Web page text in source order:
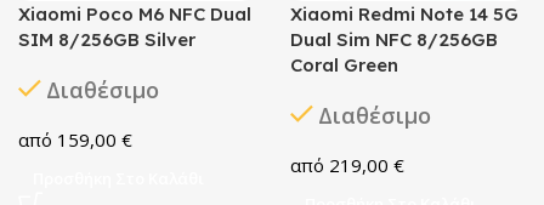
Xiaomi Poco M6 NFC Dual
SIM 8/256GB Silver
Διαθέσιμο
159,00 €
Xiaomi Redmi Note 14 5G
Dual Sim NFC 8/256GB
Coral Green
Διαθέσιμο
219,00 €